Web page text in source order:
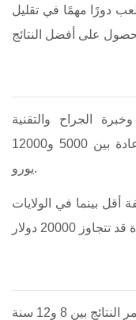
دورًا مهمًا في تقليل
الجراح والتقنية
المستخدمة. في أوروبا تتراوح الأسعار عادة بين 5000 و12000
يورو.
أقل بينما في الولايات